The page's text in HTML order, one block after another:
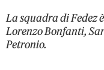
La squadra di Fedez
Lorenzo Bonfanti,
Petronio.